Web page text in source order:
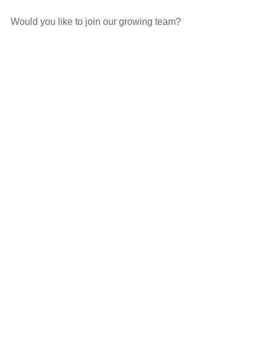
Would you like to join our growing team?